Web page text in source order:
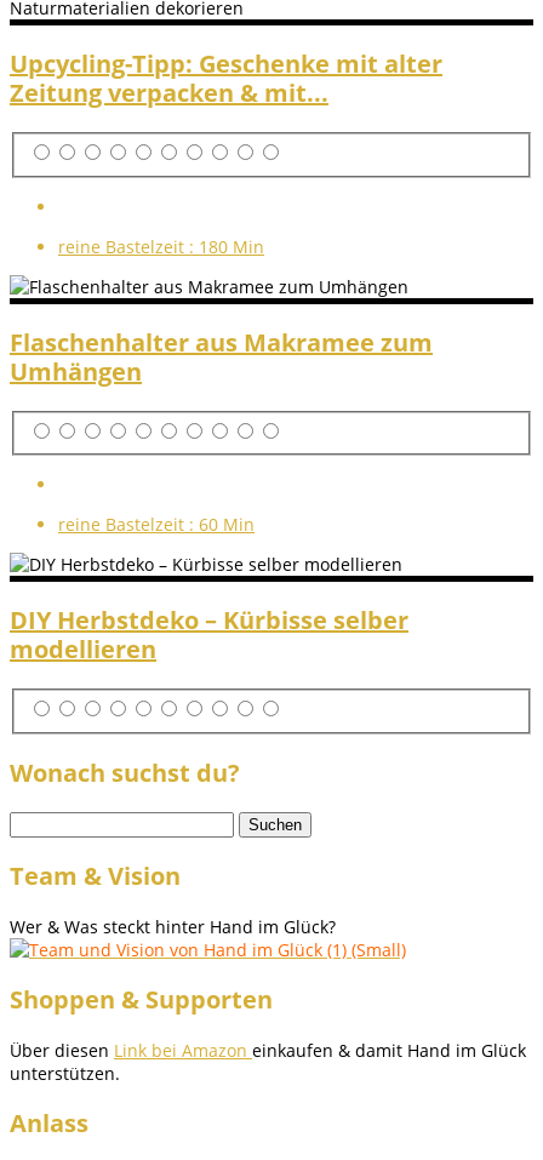
Upcycling-Tipp: Geschenke mit alter
Zeitung verpacken & mit...
reine Bastelzeit : 180 Min
Flaschenhalter aus Makramee zum
Umhängen
reine Bastelzeit : 60 Min
DIY Herbstdeko – Kürbisse selber
modellieren
Wonach suchst du?
nach:
Team & Vision
Wer & Was steckt hinter Hand im Glück?
Shoppen & Supporten
Über diesen Link bei Amazon einkaufen & damit Hand im Glück
unterstützen.
Anlass